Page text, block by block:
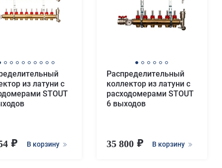
из латуни с
STOUT
В корзину
Распределительный
коллектор из латуни с
расходомерами STOUT
6 выходов
35 800 В корзину